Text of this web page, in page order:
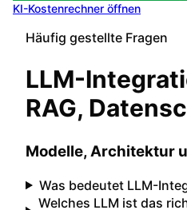
KI-Kostenrechner öffnen
Häufig gestellte Fragen
LLM-
RAG,
Modelle, Architektur
Was bedeutet LLM-
Welches LLM ist das